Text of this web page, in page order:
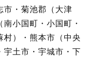
市・菊池郡（大津
小国町・小国町・
村）・熊本市（中央
宇土市・宇城市・下